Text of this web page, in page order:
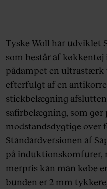
Tyske Woll har udviklet
som består af
pådampet en
efterfulgt af en
stickbelægning
safirbelægning, som gør
modstandsdygtige over
Standardversionen af
på induktionskomfurer,
merpris kan man købe
bunden er 2 mm